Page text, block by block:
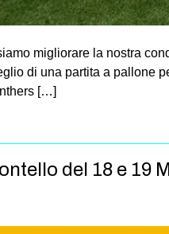
migliorare la nostra
di una partita a pallone
[…]
del 18 e 19